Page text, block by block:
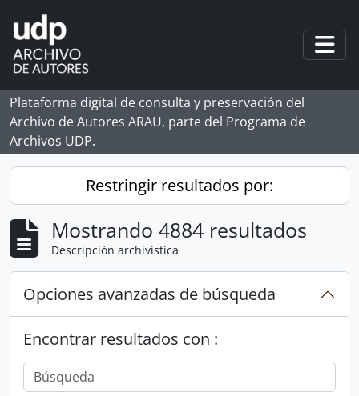
Skip to main content
Plataforma digital de consulta y preservación del
Archivo de Autores ARAU, parte del Programa de
Archivos UDP.
Restringir resultados por:
Mostrando 4884 resultados
Descripción archivística
Opciones avanzadas de búsqueda
Encontrar resultados con :